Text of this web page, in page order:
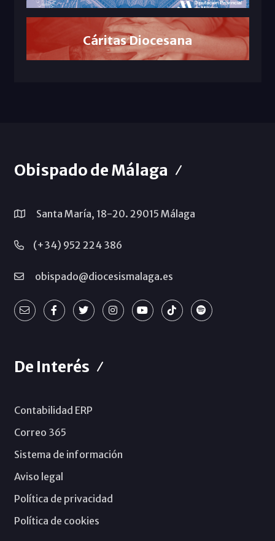
Cáritas Diocesana
Obispado de Málaga
Santa María, 18-20. 29015 Málaga
(+34) 952 224 386
obispado@diocesismalaga.es
De Interés
Contabilidad ERP
Correo 365
Sistema de información
Aviso legal
Política de privacidad
Política de cookies